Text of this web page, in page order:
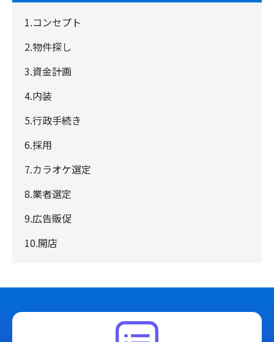
1.コンセプト
2.物件探し
3.資金計画
4.内装
5.行政手続き
6.採用
7.カラオケ選定
8.業者選定
9.広告販促
10.開店